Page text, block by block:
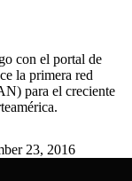
con el portal de
la primera red
para el creciente
23, 2016